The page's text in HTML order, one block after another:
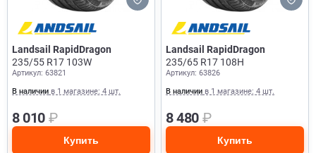
Landsail RapidDragon
235/55 R17 103W
Артикул: 63821
В наличии в 1 магазине: 4 шт.
8 010 ₽
Купить
Landsail RapidDragon
235/65 R17 108H
Артикул: 63826
В наличии в 1 магазине: 4 шт.
8 480 ₽
Купить